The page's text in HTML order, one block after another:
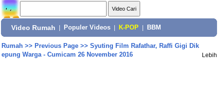
Video Rumah Populer Videos K-POP BBM
Rumah>> Previous Page>> Syuting Film Rafathar, Raffi Gigi Dik
epung Warga - Cumicam 26 November 2016
Lebih